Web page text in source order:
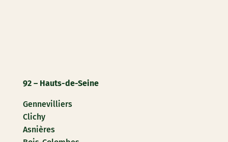
92 – Hauts-de-Seine
Gennevilliers
Clichy
Asnières